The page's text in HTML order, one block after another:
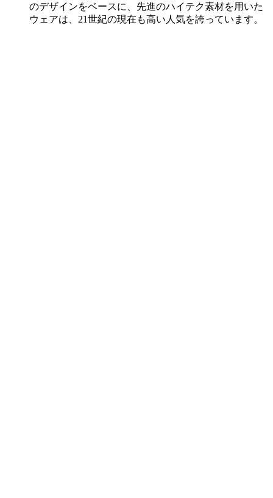
のデザインをベースに、先進のハイテク素材を用いた
ウェアは、21世紀の現在も高い人気を誇っています。